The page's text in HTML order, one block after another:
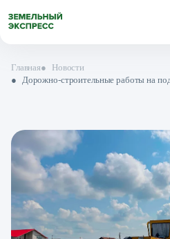
Главная●
Новости
● Дорожно-строительные работы на